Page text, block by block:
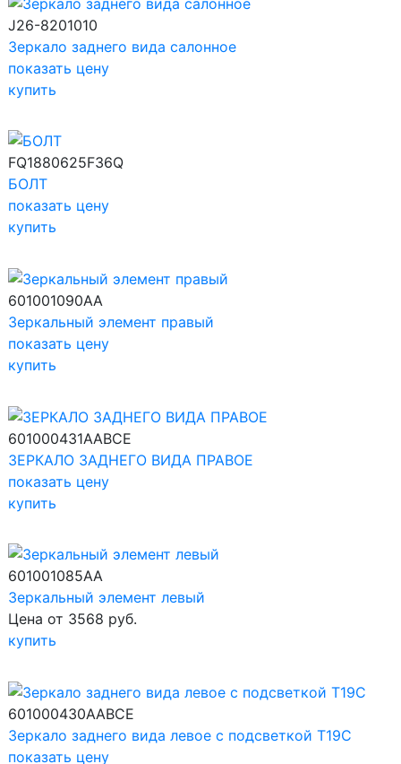
J26-8201010
Зеркало заднего вида салонное
показать цену
купить
FQ1880625F36Q
БОЛТ
показать цену
купить
601001090AA
Зеркальный элемент правый
показать цену
купить
601000431AABCE
ЗЕРКАЛО ЗАДНЕГО ВИДА ПРАВОЕ
показать цену
купить
601001085AA
Зеркальный элемент левый
Цена от 3568 руб.
купить
601000430AABCE
Зеркало заднего вида левое с подсветкой T19C
показать цену